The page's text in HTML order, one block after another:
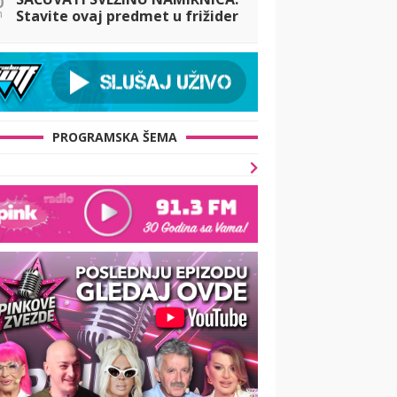
Stavite ovaj predmet u frižider
PROGRAMSKA ŠEMA